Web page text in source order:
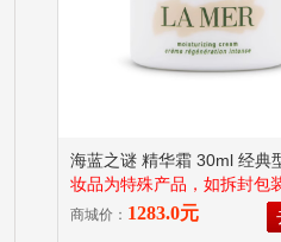
海蓝之谜 精华霜 30ml 经典
妆品为特殊产品，如拆封包
二次销售无法进行7天无理
商城价： 1283.0元